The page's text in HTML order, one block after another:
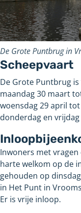
De Grote Puntbrug in
Scheepvaart
De Grote Puntbrug
maandag 30 maart
woensdag 29 april
donderdag en vrijdag
Inwoners met
harte welkom op de
gehouden op
in Het Punt in
Er is vrije inloop.